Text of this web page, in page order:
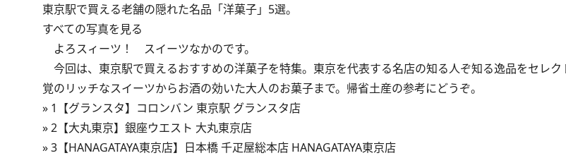
東京駅で買える老舗の隠れた名品「洋菓子」5選。
すべての写真を見る
よろスィーツ！ スイーツなかのです。
今回は、東京駅で買えるおすすめの洋菓子を特集。東京を代表する名店の知る人ぞ知る逸品をセレ
覚のリッチなスイーツからお酒の効いた大人のお菓子まで。帰省土産の参考にどうぞ。
» 1【グランスタ】コロンバン 東京駅 グランスタ店
»2【大丸東京】銀座ウエスト 大丸東京店
»3【HANAGATAYA東京店】日本橋 千疋屋総本店 HANAGATAYA東京店